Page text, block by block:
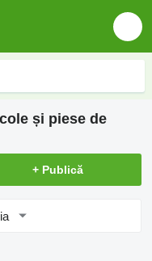
și piese de
+ Publică